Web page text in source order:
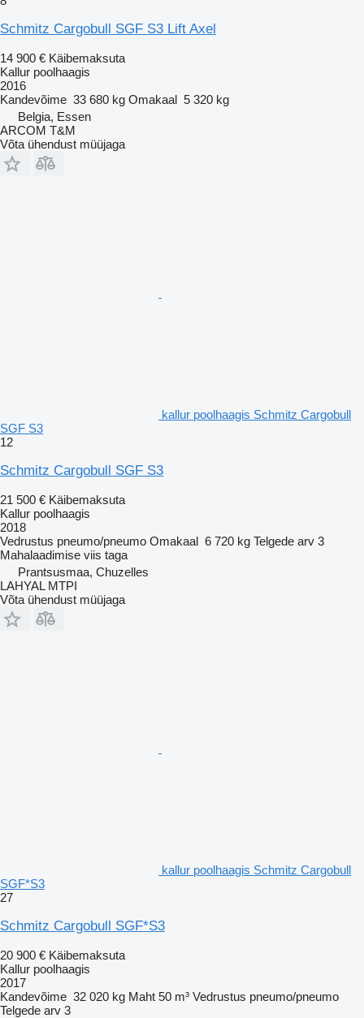
Schmitz Cargobull SGF S3 Lift Axel
14 900 € Käibemaksuta
Kallur poolhaagis
2016
Kandevõime 33 680 kg Omakaal 5 320 kg
Belgia, Essen
ARCOM T&M
Võta ühendust müüjaga
kallur poolhaagis Schmitz Cargobull
SGF S3
12
Schmitz Cargobull SGF S3
21 500 € Käibemaksuta
Kallur poolhaagis
2018
Vedrustus pneumo/pneumo Omakaal 6 720 kg Telgede arv 3
Mahalaadimise viis taga
Prantsusmaa, Chuzelles
LAHYAL MTPI
Võta ühendust müüjaga
kallur poolhaagis Schmitz Cargobull
SGF*S3
27
Schmitz Cargobull SGF*S3
20 900 € Käibemaksuta
Kallur poolhaagis
2017
Kandevõime 32 020 kg Maht 50 m³ Vedrustus pneumo/pneumo
Telgede arv 3